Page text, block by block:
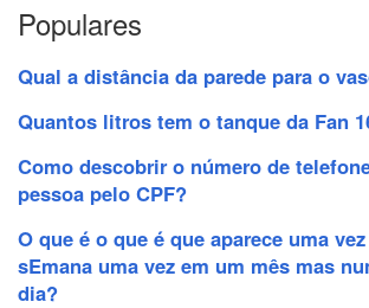
Populares
Qual a distância da parede para o
Quantos litros tem o tanque da Fan
Como descobrir o número de
pessoa pelo CPF?
O que é o que é que aparece uma
sEmana uma vez em um mês mas
dia?